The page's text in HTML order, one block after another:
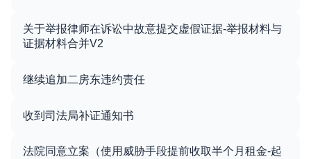
关于举报律师在诉讼中故意提交虚假证据-举报材料与
证据材料合并V2
继续追加二房东违约责任
收到司法局补证通知书
法院同意立案（使用威胁手段提前收取半个月租金-起